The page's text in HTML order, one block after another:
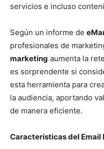
servicios e incluso
Según un informe de
profesionales de
marketing aumenta la
es sorprendente si
esta herramienta para
la audiencia, aportando
de manera eficiente.
Características del Email